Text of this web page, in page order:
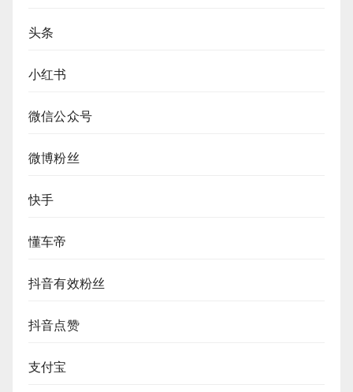
头条
小红书
微信公众号
微博粉丝
快手
懂车帝
抖音有效粉丝
抖音点赞
支付宝